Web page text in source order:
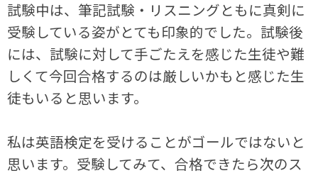
試験中は、筆記試験・リスニングともに真剣に
受験している姿がとても印象的でした。試験後
には、試験に対して手ごたえを感じた生徒や難
しくて今回合格するのは厳しいかもと感じた生
徒もいると思います。
私は英語検定を受けることがゴールではないと
思います。受験してみて、合格できたら次のス